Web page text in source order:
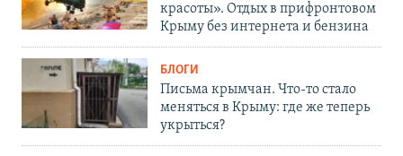
красоты». Отдых в прифронтовом
Крыму без интернета и бензина
БЛОГИ
Письма крымчан. Что-то стало
меняться в Крыму: где же теперь
укрыться?